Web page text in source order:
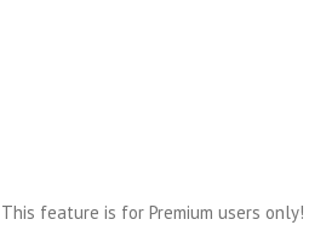
This feature is for Premium users only!